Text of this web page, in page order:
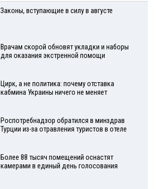
Законы, вступающие в силу в августе
Врачам скорой обновят укладки и наборы
для оказания экстренной помощи
Цирк, а не политика: почему отставка
кабмина Украины ничего не меняет
Роспотребнадзор обратился в минздрав
Турции из-за отравления туристов в отеле
Более 88 тысяч помещений оснастят
камерами в единый день голосования